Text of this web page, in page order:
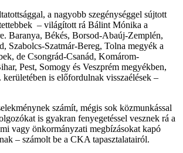
a nagyobb szegénységgel sújtott
– világított rá Bálint Mónika a
Baranya, Békés, Borsod-Abaúj-Zemplén,
Szabolcs-Szatmár-Bereg, Tolna megyék a
de Csongrád-Csanád, Komárom-
Pest, Somogy és Veszprém megyékben,
kerületében is előfordulnak visszaélések –
számít, mégis sok közmunkással
is gyakran fenyegetéssel vesznek rá a
vagy önkormányzati megbízásokat kapó
– számolt be a CKA tapasztalatairól.